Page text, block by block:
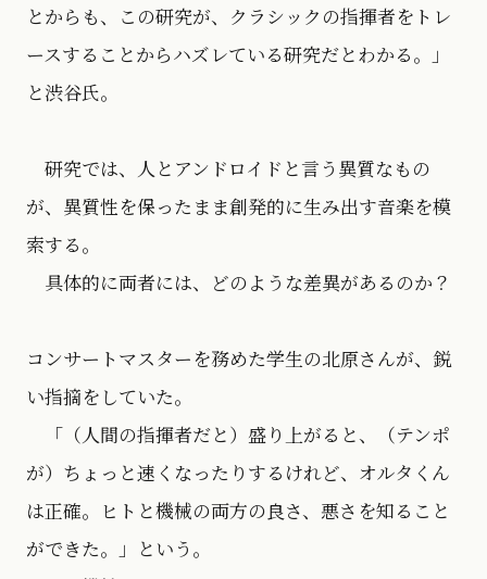
とからも、この研究が、クラシックの指揮者をトレ
ースすることからハズレている研究だとわかる。」
と渋谷氏。
研究では、人とアンドロイドと言う異質なもの
が、異質性を保ったまま創発的に生み出す音楽を模
索する。
具体的に両者には、どのような差異があるのか？
コンサートマスターを務めた学生の北原さんが、鋭
い指摘をしていた。
「（人間の指揮者だと）盛り上がると、（テンポ
が）ちょっと速くなったりするけれど、オルタくん
は正確。ヒトと機械の両方の良さ、悪さを知ること
ができた。」という。